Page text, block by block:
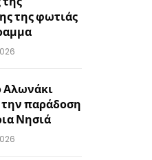
της φωτιάς
Αλωνάκι
παράδοση
Νησιά